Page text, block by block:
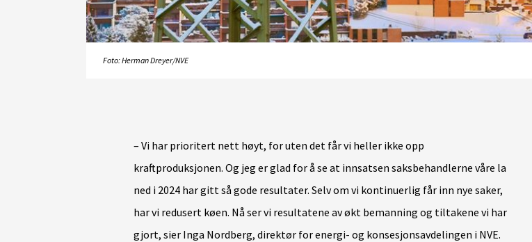
Foto: Herman Dreyer/NVE
– Vi har prioritert nett høyt, for uten det får vi heller ikke opp
kraftproduksjonen. Og jeg er glad for å se at innsatsen saksbehandlerne våre la
ned i 2024 har gitt så gode resultater. Selv om vi kontinuerlig får inn nye saker,
har vi redusert køen. Nå ser vi resultatene av økt bemanning og tiltakene vi har
gjort, sier Inga Nordberg, direktør for energi- og konsesjonsavdelingen i NVE.